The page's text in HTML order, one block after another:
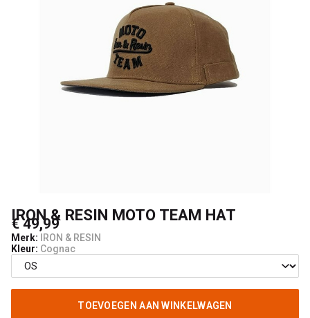
UNCLE[S]
Boardshop
IRON & RESIN MOTO TEAM HAT
€ 49,99
Merk: IRON & RESIN
Kleur: Cognac
TOEVOEGEN AAN WINKELWAGEN